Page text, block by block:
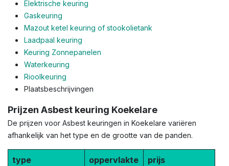
Elektrische keuring
Gaskeuring
Mazout ketel keuring of stookolietank
Laadpaal keuring
Keuring Zonnepanelen
Waterkeuring
Rioolkeuring
Plaatsbeschrijvingen
Prijzen Asbest keuring Koekelare
De prijzen voor Asbest keuringen in Koekelare variëren
afhankelijk van het type en de grootte van de panden.
type oppervlakte prijs